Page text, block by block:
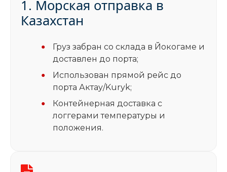
1. Морская отправка в
Казахстан
Груз забран со склада в Йокогаме и
доставлен до порта;
Использован прямой рейс до
порта Актау/Kuryk;
Контейнерная доставка с
логгерами температуры и
положения.